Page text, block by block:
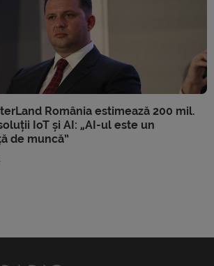
România estimează 200 mil.
IoT și AI: „AI-ul este un
de muncă”